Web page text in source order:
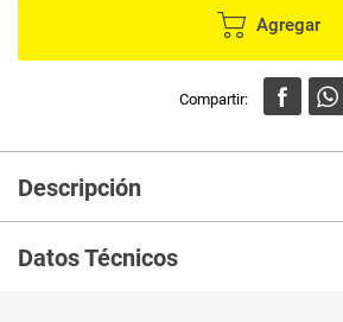
Agregar
Descripción
EXPORLOOFAH y recibelo en tu
Datos Técnicos